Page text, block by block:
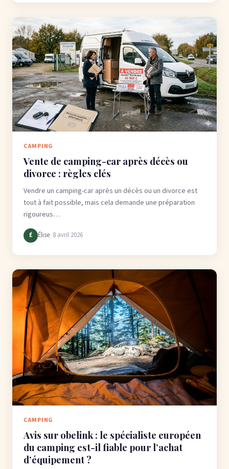
CAMPING
Vente de camping-car après décès ou
divorce : règles clés
Vendre un camping-car après un décès ou un divorce est
tout à fait possible, mais cela demande une préparation
rigoureus…
É Élise· 8 avril 2026
CAMPING
Avis sur obelink : le spécialiste européen
du camping est-il fiable pour l’achat
d’équipement ?